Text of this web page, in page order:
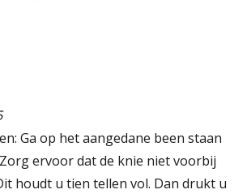
Ga op het aangedane been staan
ervoor dat de knie niet voorbij
houdt u tien tellen vol. Dan drukt u